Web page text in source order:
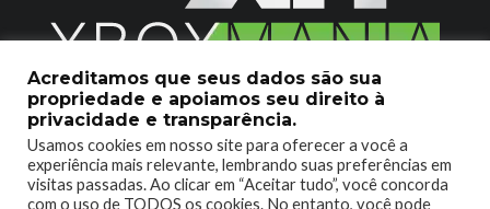
2020 © Xboxmania. Todos os Direitos Reservados.
SOBRE O XBOX MANIA CONTATO
ENCONTROU UM PROBLEMA?
Acreditamos que seus dados são sua
propriedade e apoiamos seu direito à
privacidade e transparência.
Usamos cookies em nosso site para oferecer a você a
experiência mais relevante, lembrando suas preferências em
visitas passadas. Ao clicar em “Aceitar tudo”, você concorda
com o uso de TODOS os cookies. No entanto, você pode